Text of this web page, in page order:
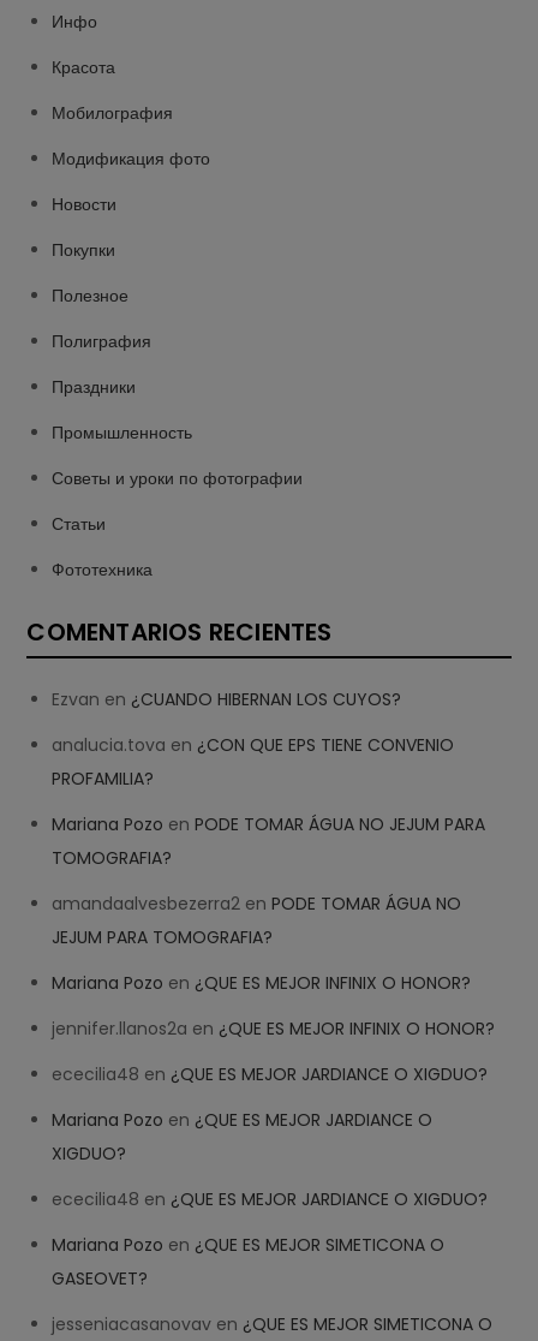
Инфо
Красота
Мобилография
Модификация фото
Новости
Покупки
Полезное
Полиграфия
Праздники
Промышленность
Советы и уроки по фотографии
Статьи
Фототехника
COMENTARIOS RECIENTES
Ezvan en ¿CUANDO HIBERNAN LOS CUYOS?
analucia.tova en ¿CON QUE EPS TIENE CONVENIO
PROFAMILIA?
Mariana Pozo enPODE TOMAR ÁGUA NO JEJUM PARA
TOMOGRAFIA?
amandaalvesbezerra2 enPODE TOMAR ÁGUA NO
JEJUM PARA TOMOGRAFIA?
Mariana Pozo en ¿QUE ES MEJOR INFINIX O HONOR?
jennifer.llanos2a en ¿QUE ES MEJOR INFINIX O HONOR?
ececilia48 en ¿QUE ES MEJOR JARDIANCE O XIGDUO?
Mariana Pozo en ¿QUE ES MEJOR JARDIANCE O
XIGDUO?
ececilia48 en ¿QUE ES MEJOR JARDIANCE O XIGDUO?
Mariana Pozo en ¿QUE ES MEJOR SIMETICONA O
GASEOVET?
jesseniacasanovav en ¿QUE ES MEJOR SIMETICONA O